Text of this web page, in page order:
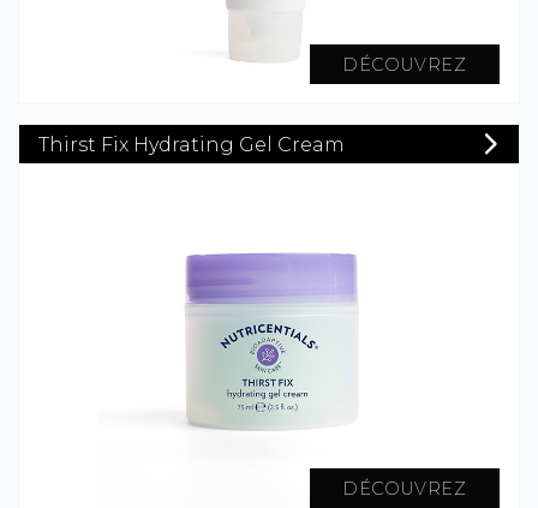
DÉCOUVREZ
Thirst Fix Hydrating Gel Cream
DÉCOUVREZ